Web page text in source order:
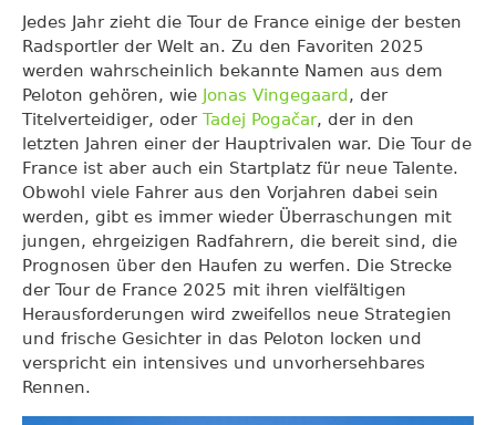
Jedes Jahr zieht die Tour de France einige der besten
Radsportler der Welt an. Zu den Favoriten 2025
werden wahrscheinlich bekannte Namen aus dem
Peloton gehören, wie Jonas Vingegaard, der
Titelverteidiger, oder Tadej Pogačar, der in den
letzten Jahren einer der Hauptrivalen war. Die Tour de
France ist aber auch ein Startplatz für neue Talente.
Obwohl viele Fahrer aus den Vorjahren dabei sein
werden, gibt es immer wieder Überraschungen mit
jungen, ehrgeizigen Radfahrern, die bereit sind, die
Prognosen über den Haufen zu werfen. Die Strecke
der Tour de France 2025 mit ihren vielfältigen
Herausforderungen wird zweifellos neue Strategien
und frische Gesichter in das Peloton locken und
verspricht ein intensives und unvorhersehbares
Rennen.